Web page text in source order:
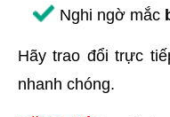
Nghi ngờ mắc
Hãy trao đổi trực
nhanh chóng.